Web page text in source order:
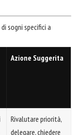
sogni specifici a
Azione Suggerita
Rivalutare priorità,
delegare, chiedere